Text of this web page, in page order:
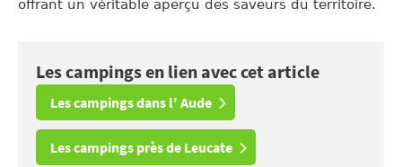
offrant un véritable aperçu des saveurs du territoire.
Les campings en lien avec cet article
Les campings dans l' Aude
Les campings près de Leucate